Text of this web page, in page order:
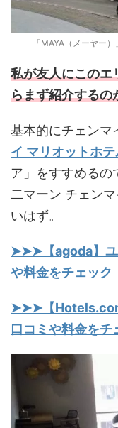
「MAYA（メーヤー
私が友人にこのエ
らまず紹介するの
基本的にチェンマ
イ マリオットホテ
ア」をすすめるの
二マーン チェン
いはず。
➤➤➤【agoda】ユ
や料金をチェック
➤➤➤【
口コミや料金をチ